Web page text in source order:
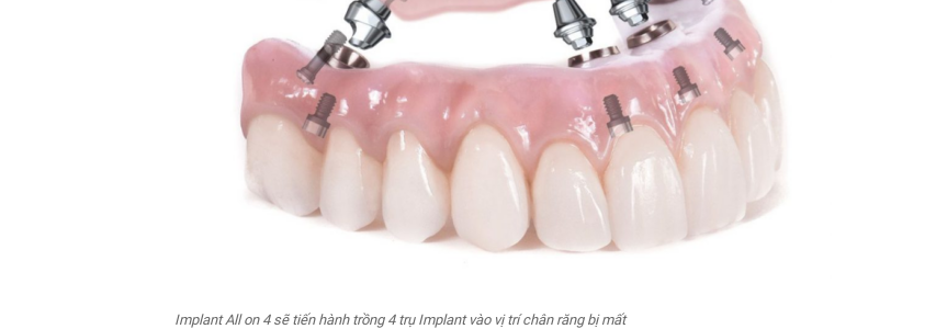
Implant All on 4 sẽ tiến hành trồng 4 trụ Implant vào vị trí chân răng bị mất